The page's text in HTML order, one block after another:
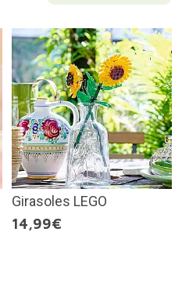
Girasoles LEGO
14,99€